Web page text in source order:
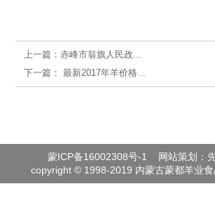
上一篇：赤峰市翁旗人民政...
下一篇： 最新2017年羊价格...
蒙ICP备16002308号-1
网站策划：
copyright © 1998-2019 内蒙古蒙都羊业食